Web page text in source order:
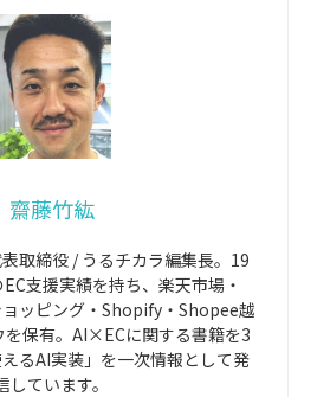
齋藤竹紘
取締役 / うるチカラ編集長。19
支援実績を持ち、楽天市場・
ッピング・Shopify・Shopee越
を保有。AI×ECに関する書籍を3
るAI実装」を一次情報として発
しています。